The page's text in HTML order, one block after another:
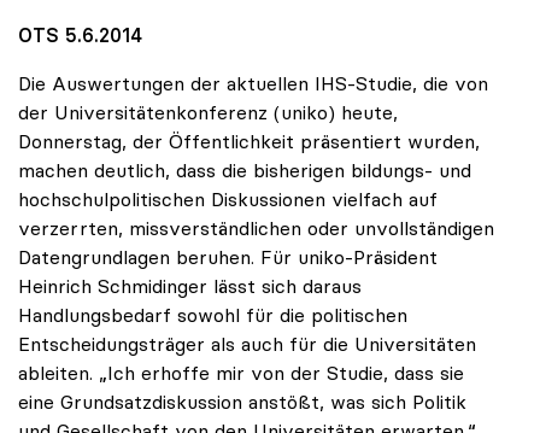
OTS 5.6.2014
Die Auswertungen der aktuellen IHS-Studie, die von
der Universitätenkonferenz (uniko) heute,
Donnerstag, der Öffentlichkeit präsentiert wurden,
machen deutlich, dass die bisherigen bildungs- und
hochschulpolitischen Diskussionen vielfach auf
verzerrten, missverständlichen oder unvollständigen
Datengrundlagen beruhen. Für uniko-Präsident
Heinrich Schmidinger lässt sich daraus
Handlungsbedarf sowohl für die politischen
Entscheidungsträger als auch für die Universitäten
ableiten. „Ich erhoffe mir von der Studie, dass sie
eine Grundsatzdiskussion anstößt, was sich Politik